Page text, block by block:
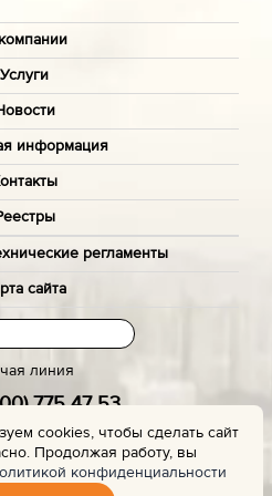
Услуги
информация
регламенты
сайта
линия
775 47 53
бесплатный)
звонок с сайта
cookies, чтобы сделать сайт
Продолжая работу, вы
конфиденциальности